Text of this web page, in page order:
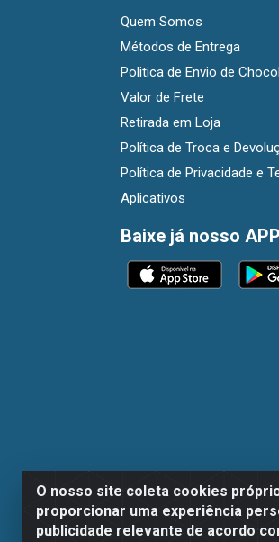
O nosso site coleta cookies
proporcionar uma experiência
publicidade relevante de acordo
Quem Somos
Métodos de Entrega
Politica de Envio de
Valor de Frete
Retirada em Loja
Política de Troca e
Política de Privacidade e
Aplicativos
Baixe já nosso APP
Dispan Distribuidora